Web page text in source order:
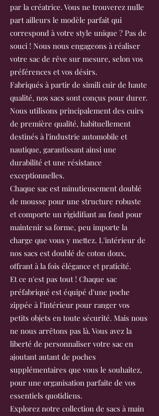
par la créatrice. Vous ne trouverez nulle
part ailleurs le modèle parfait qui
correspond à votre style unique ? Pas de
souci ! Nous nous engageons à réaliser
votre sac de rêve sur mesure, selon vos
préférences et vos désirs.
Fabriqués à partir de simili cuir de haute
qualité, nos sacs sont conçus pour durer.
Nous utilisons principalement des cuirs
de première qualité, habituellement
destinés à l'industrie automobile et
nautique, garantissant ainsi une
durabilité et une résistance
exceptionnelles.
Chaque sac est minutieusement doublé
de mousse pour une structure robuste
et comporte un rigidifiant au fond pour
maintenir sa forme, peu importe la
charge que vous y mettez. L'intérieur de
nos sacs est doublé de coton doux,
offrant à la fois élégance et praticité.
Et ce n'est pas tout ! Chaque sac
préfabriqué est équipé d'une poche
zippée à l'intérieur pour ranger vos
petits objets en toute sécurité. Mais nous
ne nous arrêtons pas là. Vous avez la
liberté de personnaliser votre sac en
ajoutant autant de poches
supplémentaires que vous le souhaitez,
pour une organisation parfaite de vos
essentiels quotidiens.
Explorez notre collection de sacs à main